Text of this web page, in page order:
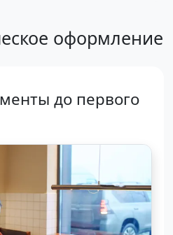
оформление
до первого